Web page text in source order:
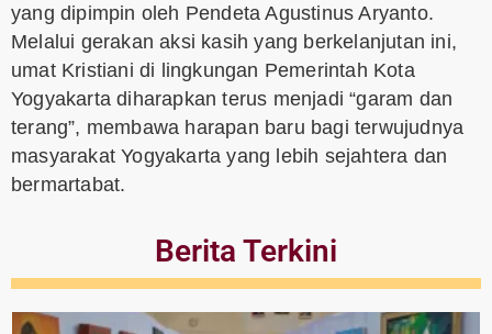
yang dipimpin oleh Pendeta Agustinus Aryanto.
Melalui gerakan aksi kasih yang berkelanjutan ini,
umat Kristiani di lingkungan Pemerintah Kota
Yogyakarta diharapkan terus menjadi “garam dan
terang”, membawa harapan baru bagi terwujudnya
masyarakat Yogyakarta yang lebih sejahtera dan
bermartabat.
Berita Terkini